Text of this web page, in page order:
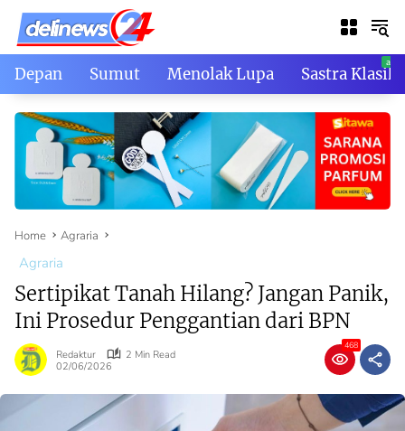
Skip
content
Depan Sumut Menolak Lupa Sastra Klasik
Home Agraria
Agraria
Sertipikat Tanah Hilang? Jangan Panik,
Ini Prosedur Penggantian dari BPN
Redaktur
2 Min Read
02/06/2026
468